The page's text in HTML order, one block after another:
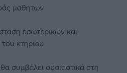
μαθητών
εσωτερικών και
κτηρίου
συμβάλει ουσιαστικά στη